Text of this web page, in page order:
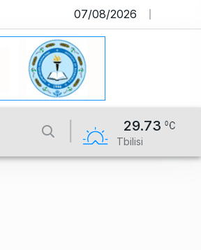
საიტი მუშაობს სატესტო რეჟიმში
07/08/2026
29.73
Tbilisi